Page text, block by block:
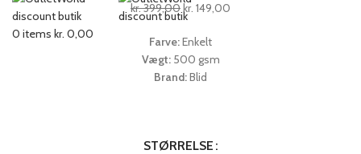
0 items kr. 0,00
kr.399,00kr. 149,00
Farve:Enkelt
Vægt:500 gsm
Brand:Blid
STØRRELSE